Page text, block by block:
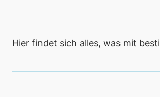
Hier findet sich alles, was mit